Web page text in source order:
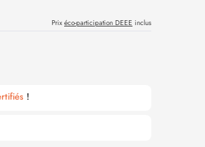
Prix éco-participation DEEE inclus
!